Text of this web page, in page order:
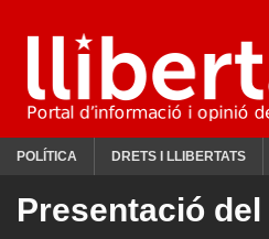
POLÍTICA DRETS I LLIBERTATS
Presentació